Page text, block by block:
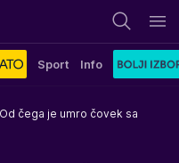
Sport Info
Od čega je umro čovek sa